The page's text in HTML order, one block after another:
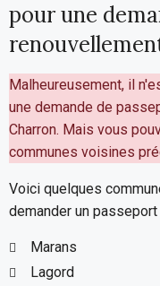
pour une
Malheureusement, il
une demande de
Charron. Mais vous
communes voisines
Voici quelques
demander un
Marans
Lagord